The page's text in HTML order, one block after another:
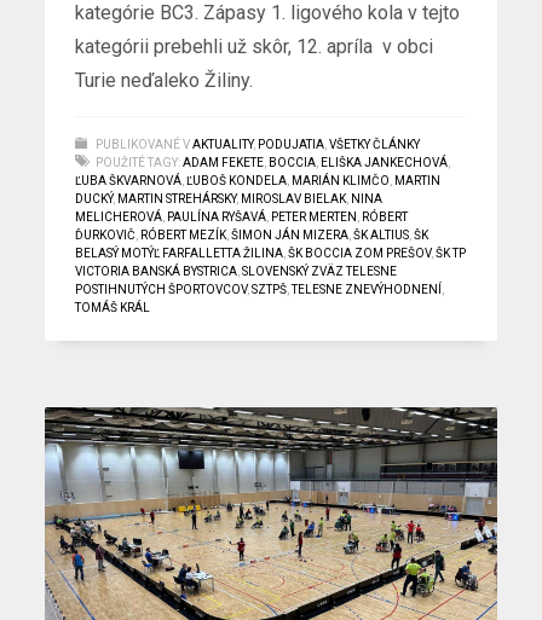
kategórie BC3. Zápasy 1. ligového kola v tejto
kategórii prebehli už skôr, 12. apríla v obci
Turie neďaleko Žiliny.
PUBLIKOVANÉ V AKTUALITY, PODUJATIA ,VŠETKY ČLÁNKY
POUŽITÉ TAGY: ADAM FEKETE BOCCIA ELIŠKA JANKECHOVÁ
ĽUBA ŠKVARNOVÁ ,ĽUBOŠ KONDELA MARIÁN KLIMČO
MARTIN
DUCKÝ, MARTIN STREHÁRSKY, MIROSLAV BIELAK NINA
MELICHEROVÁ PAULÍNA RYŠAVÁ PETER MERTEN
RÓBERT
ĎURKOVIČ
RÓBERT MEZÍK ,ŠIMON JÁN MIZERA ,ŠK ALTIUS ,ŠK
BELASÝ MOTÝĽ FARFALLETTA ŽILINA ,ŠK BOCCIA ZOM PREŠOV,ŠK TP
VICTORIA BANSKÁ BYSTRICA ,SLOVENSKÝ ZVÄZ TELESNE
POSTIHNUTÝCH ŠPORTOVCOV,SZTPŠ ,TELESNE ZNEVÝHODNENÍ
TOMÁŠ KRÁL